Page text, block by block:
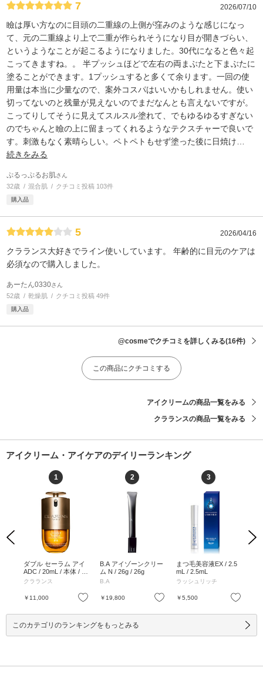
7 2026/07/10
瞼は厚い方なのに目頭の二重線の上側が窪みのような感じになっ
て、元の二重線より上で二重が作られそうになり目が開きづらい、
というようなことが起こるようになりました。30代になると色々起
こってきますね。。 半プッシュほどで左右の両まぶたと下まぶたに
塗ることができます。1プッシュすると多くて余ります。一回の使
用量は本当に少量なので、案外コスパはいいかもしれません。使い
切ってないのと残量が見えないのでまだなんとも言えないですが。
こってりしてそうに見えてスルスル塗れて、でもゆるゆるすぎない
のでちゃんと瞼の上に留まってくれるようなテクスチャーで良いで
す。刺激もなく素晴らしい。ペトペトもせず塗った後に日焼け
続きをみる
ぷるっぷるお肌さん
32歳 混合肌 クチコミ投稿 103件
購入品
5 2026/04/16
クラランス大好きでライン使いしています。 年齢的に目元のケアは
必須なので購入しました。
あーたん0330さん
52歳 乾燥肌 クチコミ投稿 49件
購入品
@cosmeでクチコミを詳しくみる(16件)
この商品にクチコミする
アイクリームの商品一覧をみる
クラランスの商品一覧をみる
アイクリーム・アイケアのデイリーランキング
Previous
お気に入り
1
ダブル セーラム アイ
ADC / 20mL / 本体 / 2
0mL
クラランス
￥11,000 お気に入り
2
B.A アイゾーンクリー
ム N / 26g / 26g
B.A
￥19,800 お気に入り
3
まつ毛美容液EX / 2.5
mL / 2.5mL
ラッシュリッチ
￥5,500
Next
このカテゴリのランキングをもっとみる